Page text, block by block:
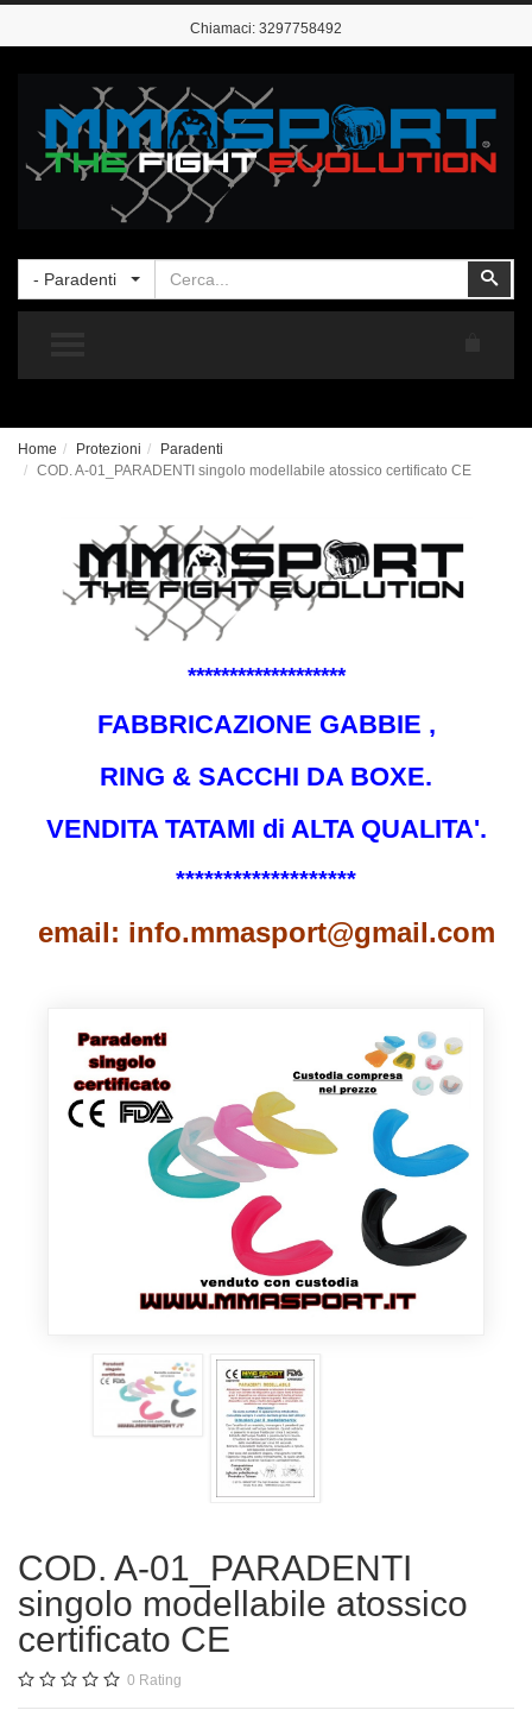
Chiamaci: 3297758492
- Paradenti
Home Protezioni
Paradenti
COD. A-01_PARADENTI singolo modellabile atossico certificato CE
*******************
FABBRICAZIONE GABBIE ,
RING & SACCHI DA BOXE.
VENDITA TATAMI di ALTA QUALITA'.
*******************
email: info.mmasport@gmail.com
COD. A-01_PARADENTI
singolo modellabile atossico
certificato CE
0 Rating